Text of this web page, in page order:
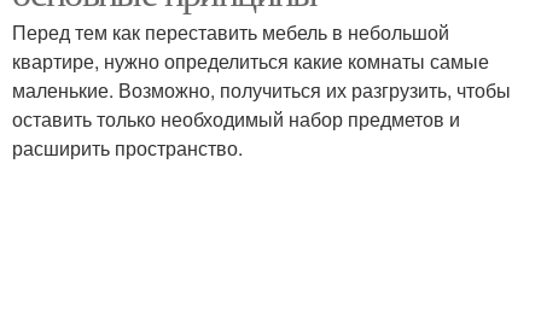
Перед тем как переставить мебель в небольшой
квартире, нужно определиться какие комнаты самые
маленькие. Возможно, получиться их разгрузить, чтобы
оставить только необходимый набор предметов и
расширить пространство.